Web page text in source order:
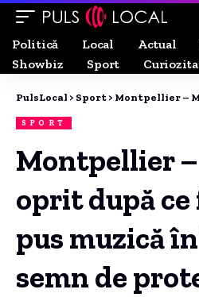
Politică
Local Actual
Showbiz
Sport
PulsLocal > Sport > Montpellier – Monaco, oprit după ce fanii au
SPORT
Montpellier
oprit după ce
pus muzică
semn de